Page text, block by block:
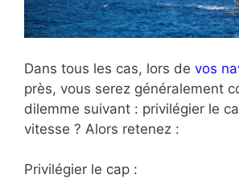
Dans tous les cas, lors de vos
près, vous serez généralement
dilemme suivant : privilégier le
vitesse ? Alors retenez :
Privilégier le cap :